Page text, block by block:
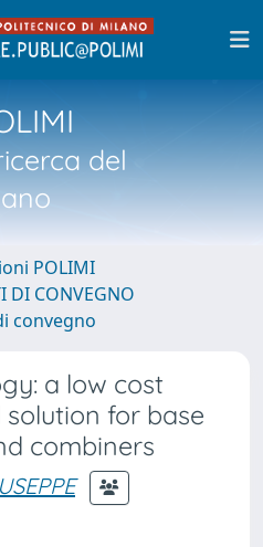
del
POLIMI
DI CONVEGNO
convegno
a low cost
for base
combiners